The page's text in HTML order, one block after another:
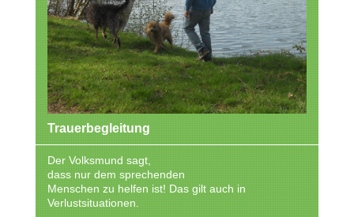
Trauerbegleitung
Der Volksmund sagt,
dass nur dem sprechenden
Menschen zu helfen ist! Das gilt auch in
Verlustsituationen.